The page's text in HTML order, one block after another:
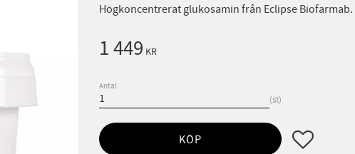
Högkoncentrerat glukosamin från Eclipse Biofarmab.
1 449 KR
Antal
st
KÖP Lägg till i